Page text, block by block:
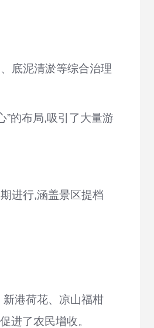
底泥清淤等综合治理
”的布局,吸引了大量游
进行,涵盖景区提档
港荷花、凉山福柑
进了农民增收。